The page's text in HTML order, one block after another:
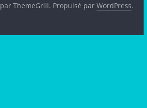
par ThemeGrill. Propulsé parWordPress.